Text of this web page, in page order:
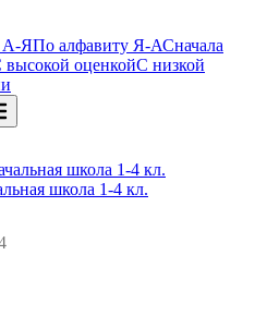
А-ЯПо алфавиту Я-АСначала
высокой оценкойС низкой
школа 1-4 кл.